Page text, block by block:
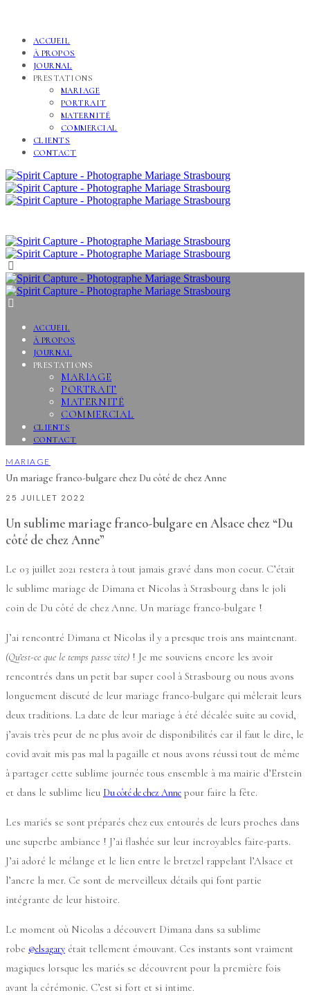
ACCUEIL
À PROPOS
JOURNAL
PRESTATIONS
MARIAGE
PORTRAIT
MATERNITÉ
COMMERCIAL
CLIENTS
CONTACT
ACCUEIL
À PROPOS
JOURNAL
PRESTATIONS
MARIAGE
PORTRAIT
MATERNITÉ
COMMERCIAL
CLIENTS
CONTACT
MARIAGE
Un mariage franco-bulgare chez Du côté de chez Anne
25 JUILLET 2022
Un sublime mariage franco-bulgare en Alsace chez “Du
côté de chez Anne”
Le 03 juillet 2021 restera à tout jamais gravé dans mon coeur. C’était
le sublime mariage de Dimana et Nicolas à Strasbourg dans le joli
coin de Du côté de chez Anne. Un mariage franco-bulgare !
J’ai rencontré Dimana et Nicolas il y a presque trois ans maintenant.
(Qu’est-ce que le temps passe vite) ! Je me souviens encore les avoir
rencontrés dans un petit bar super cool à Strasbourg ou nous avons
longuement discuté de leur mariage franco-bulgare qui mêlerait leurs
deux traditions. La date de leur mariage à été décalée suite au covid,
j’avais très peur de ne plus avoir de disponibilités car il faut le dire, le
covid avait mis pas mal la pagaille et nous avons réussi tout de même
à partager cette sublime journée tous ensemble à ma mairie d’Erstein
et dans le sublime lieu Du côté de chez Anne pour faire la fête.
Les mariés se sont préparés chez eux entourés de leurs proches dans
une superbe ambiance ! J’ai flashée sur leur incroyables faire-parts.
J’ai adoré le mélange et le lien entre le bretzel rappelant l’Alsace et
l’ancre la mer. Ce sont de merveilleux détails qui font partie
intégrante de leur histoire.
Le moment où Nicolas a découvert Dimana dans sa sublime
robe @elsagary était tellement émouvant. Ces instants sont vraiment
magiques lorsque les mariés se découvrent pour la première fois
avant la cérémonie. C’est si fort et si intime.